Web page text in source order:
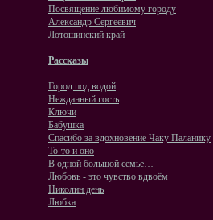
Посвящение любимому городу
Александр Сергеевич
Лотошинский край
Рассказы
Город под водой
Нежданный гость
Ключи
Бабушка
Спасибо за вдохновение Чаку Паланику
То-то и оно
В одной большой семье…
Любовь - это чувство вдвоём
Николин день
Любка